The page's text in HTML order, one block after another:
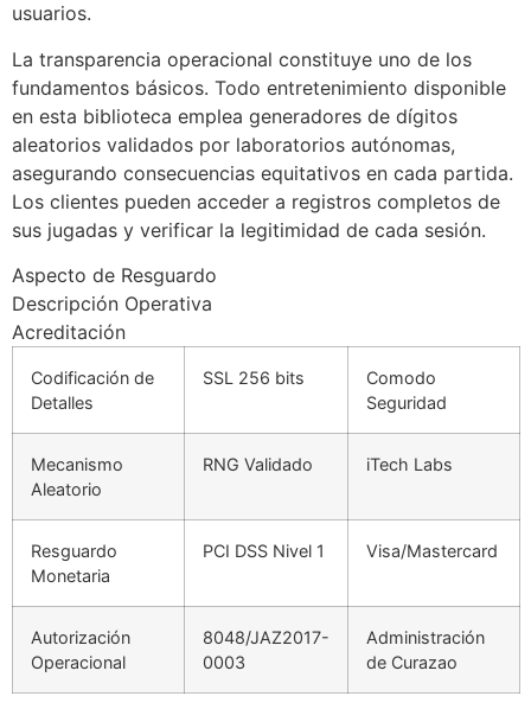
usuarios.
La transparencia operacional constituye uno de los
fundamentos básicos. Todo entretenimiento disponible
en esta biblioteca emplea generadores de dígitos
aleatorios validados por laboratorios autónomas,
asegurando consecuencias equitativos en cada partida.
Los clientes pueden acceder a registros completos de
sus jugadas y verificar la legitimidad de cada sesión.
Aspecto de Resguardo
Descripción Operativa
Acreditación
Codificación de
Detalles
SSL 256 bits
Comodo
Seguridad
Mecanismo
Aleatorio
RNG Validado iTech Labs
Resguardo
Monetaria
PCI DSS Nivel 1 Visa/Mastercard
Autorización
Operacional
8048/JAZ2017-
0003
Administración
de Curazao